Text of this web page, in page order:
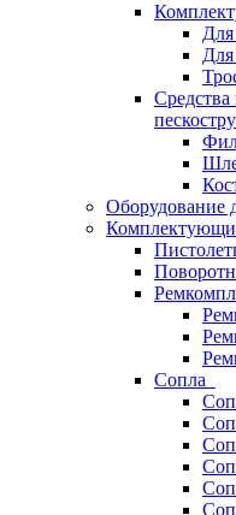
Для
Для
Оборудование
Сопла